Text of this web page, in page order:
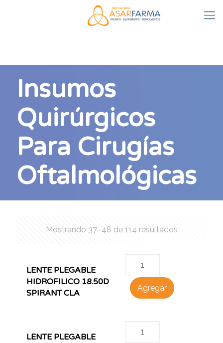
Insumos
Quirúrgicos
Para Cirugías
Oftalmológicas
Mostrando 37–48 de 114 resultados
LENTE PLEGABLE
HIDROFILICO 18.50D
SPIRANT CLA
Agregar
LENTE PLEGABLE